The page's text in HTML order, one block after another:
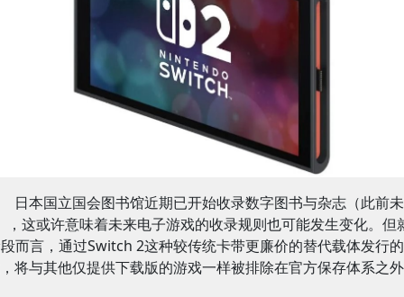
日本国立国会图书馆近期已开始收录数字图书与杂志（此前
，这或许意味着未来电子游戏的收录规则也可能发生变化。但
而言，通过Switch 2这种较传统卡带更廉价的替代载体发行
将与其他仅提供下载版的游戏一样被排除在官方保存体系之外